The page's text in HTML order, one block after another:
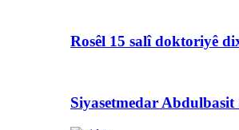
Rosêl 15 salî doktoriyê
Siyasetmedar